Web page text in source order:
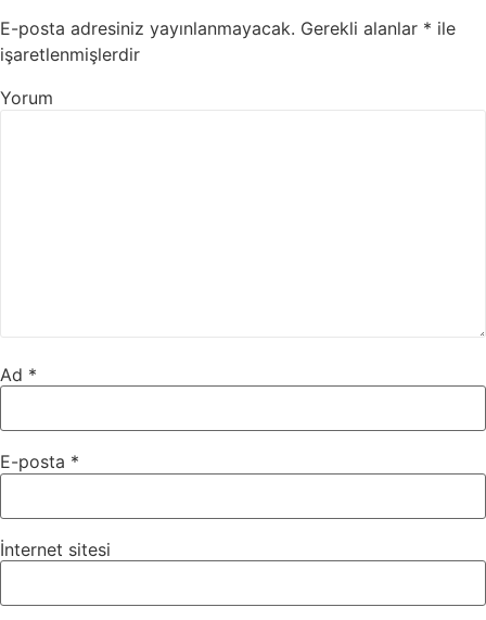
E-posta adresiniz yayınlanmayacak. Gerekli alanlar * ile
işaretlenmişlerdir
Yorum
Ad *
E-posta *
İnternet sitesi